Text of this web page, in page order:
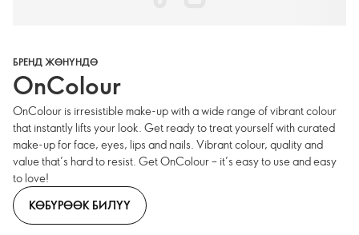
БРЕНД ЖӨНҮНДӨ
OnColour
OnColour is irresistible make-up with a wide range of vibrant colour
that instantly lifts your look. Get ready to treat yourself with curated
make-up for face, eyes, lips and nails. Vibrant colour, quality and
value that’s hard to resist. Get OnColour – it’s easy to use and easy
to love!
КӨБҮРӨӨК БИЛҮҮ